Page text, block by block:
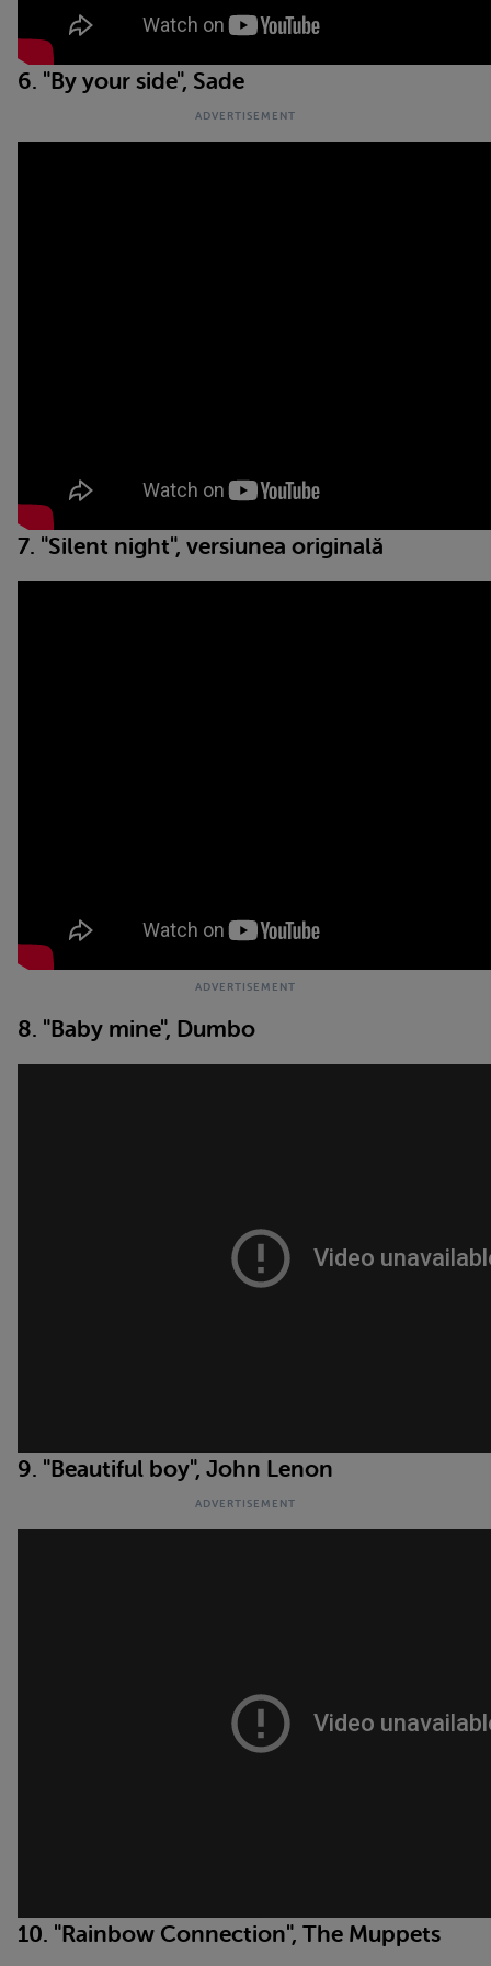
6. "By your side", Sade
7. "Silent night", versiunea originală
8. "Baby mine", Dumbo
9. "Beautiful boy", John Lenon
10. "Rainbow Connection", The Muppets